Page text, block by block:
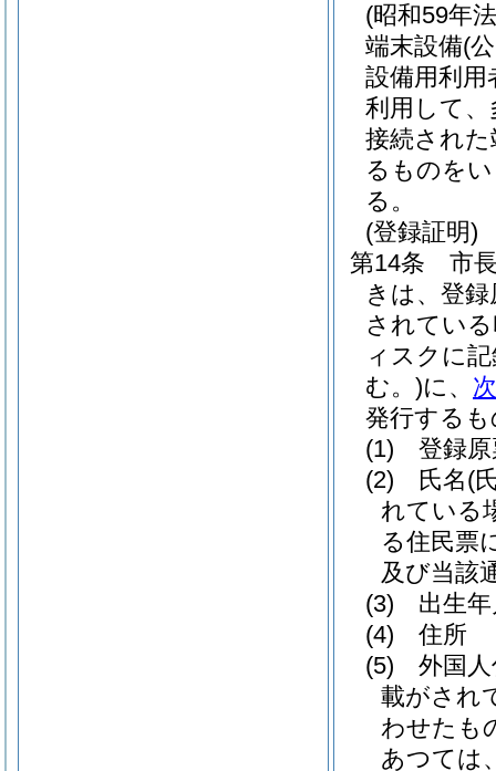
(昭和59年
端末設備(
設備用利
利用して、
接続され
るものを
る。
(登録証明)
第14条
市
きは、登
されてい
ィスクに
む。)に、
発行する
(1)
登録
(2)
氏名(
れている
る住民票
及び当該
(3)
出生
(4)
住所
(5)
外国
載がされ
わせたも
あつては